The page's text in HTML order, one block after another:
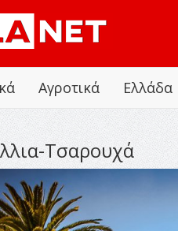
Αγροτικά Ελλάδα
Τσαρουχά